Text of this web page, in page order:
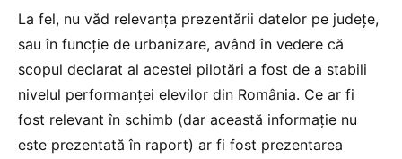
La fel, nu văd relevanța prezentării datelor pe județe,
sau în funcție de urbanizare, având în vedere că
scopul declarat al acestei pilotări a fost de a stabili
nivelul performanței elevilor din România. Ce ar fi
fost relevant în schimb (dar această informație nu
este prezentată în raport) ar fi fost prezentarea